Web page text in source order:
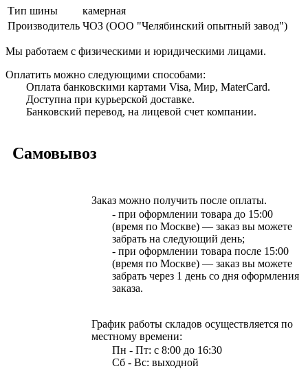
Тип шины
камерная
Производитель ЧОЗ (ООО "Челябинский опытный завод")
Мы работаем с физическими и юридическими лицами.
Оплатить можно следующими способами:
Оплата банковскими картами Visa, Мир, MaterCard.
Доступна при курьерской доставке.
Банковский перевод, на лицевой счет компании.
Самовывоз
Заказ можно получить после оплаты.
- при оформлении товара до 15:00
(время по Москве) — заказ вы можете
забрать на следующий день;
- при оформлении товара после 15:00
(время по Москве) — заказ вы можете
забрать через 1 день со дня оформления
заказа.
График работы складов осуществляется по
местному времени:
Пн - Пт: с 8:00 до 16:30
Сб - Вс: выходной